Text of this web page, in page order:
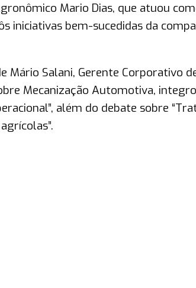
Mario Dias, que atuou
iniciativas bem-sucedidas da
Mário Salani, Gerente Corporativo
Mecanização Automotiva,
além do debate sobre